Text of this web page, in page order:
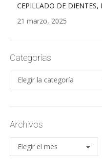
CEPILLADO DE DIENTES,
21 marzo, 2025
Categorías
Categorías
Archivos
Archivos